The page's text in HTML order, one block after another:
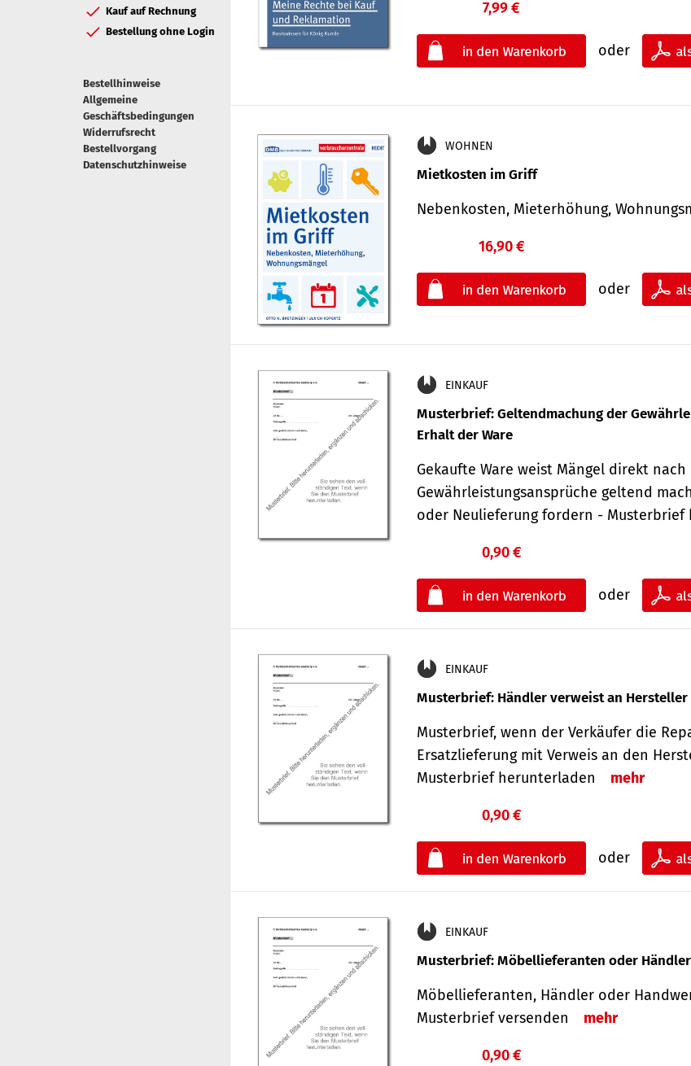
Kauf auf Rechnung
Bestellung ohne Login
Bestellhinweise
Allgemeine
Geschäftsbedingungen
Widerrufsrecht
Bestellvorgang
Datenschutzhinweise
7,99 €
oder
WOHNEN
Mietkosten im Griff
Nebenkosten, Mieterhöhung,
16,90 €
oder
EINKAUF
Musterbrief: Geltendmachung der
Erhalt der Ware
Gekaufte Ware weist Mängel direkt nach
Gewährleistungsansprüche geltend
oder Neulieferung fordern - Musterbrief
0,90 €
oder
EINKAUF
Musterbrief: Händler verweist an Hersteller
Musterbrief, wenn der Verkäufer die
Ersatzlieferung mit Verweis an den
Musterbrief herunterladen
mehr
0,90 €
oder
EINKAUF
Musterbrief: Möbellieferanten oder
Möbellieferanten, Händler oder
Musterbrief versenden
mehr
0,90 €